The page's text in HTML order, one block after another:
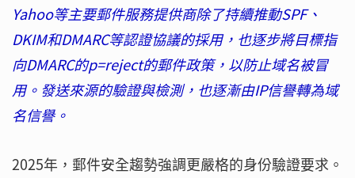
Yahoo等主要郵件服務提供商除了持續推動SPF、
DKIM和DMARC等認證協議的採用，也逐步將目標指
向DMARC的p=reject的郵件政策，以防止域名被冒
用。發送來源的驗證與檢測，也逐漸由IP信譽轉為域
名信譽。
2025年，郵件安全趨勢強調更嚴格的身份驗證要求。